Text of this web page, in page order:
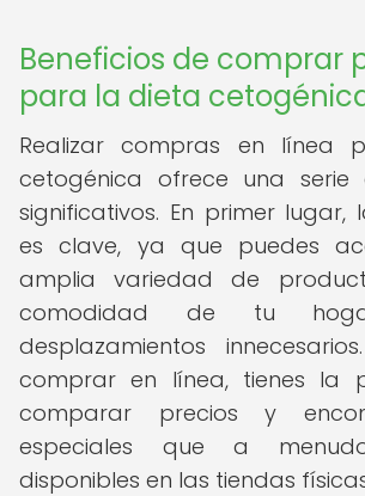
Beneficios de comprar
para la dieta
Realizar compras en línea
cetogénica ofrece una serie
significativos. En primer
es clave, ya que puedes
amplia variedad de
comodidad de tu
desplazamientos
comprar en línea, tienes la
comparar precios y
especiales que a
disponibles en las tiendas